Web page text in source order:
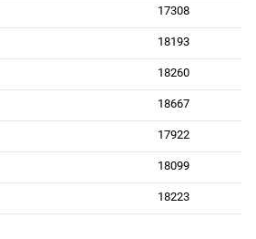
17308
18193
18260
18667
17922
18099
18223